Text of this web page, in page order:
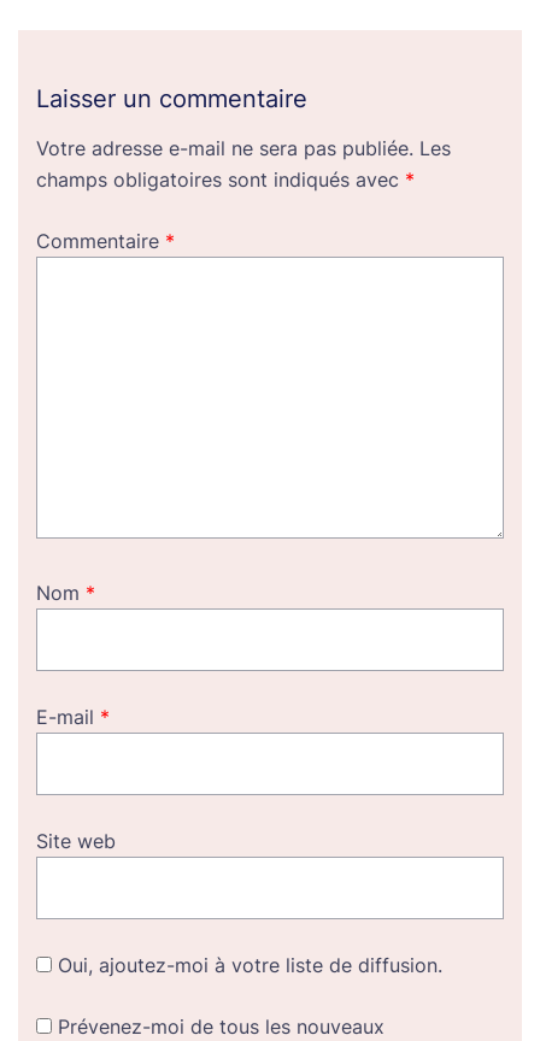
Laisser un commentaire
Votre adresse e-mail ne sera pas publiée. Les
champs obligatoires sont indiqués avec *
Commentaire *
Nom *
E-mail *
Site web
Oui, ajoutez-moi à votre liste de diffusion.
Prévenez-moi de tous les nouveaux